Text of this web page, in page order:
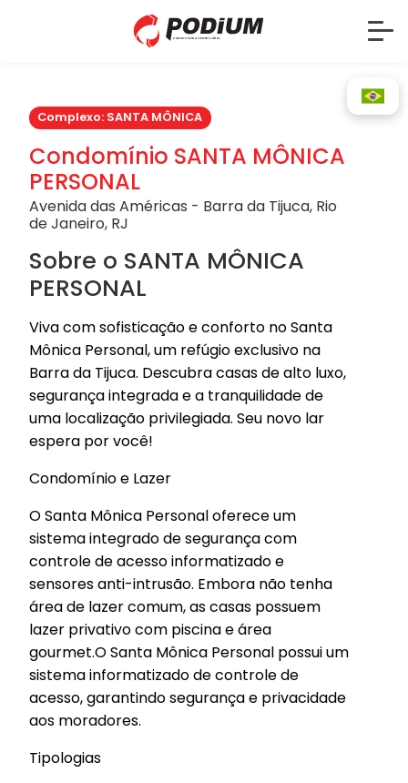
Complexo: SANTA MÔNICA
Condomínio SANTA MÔNICA
PERSONAL
Avenida das Américas - Barra da Tijuca, Rio
de Janeiro, RJ
Sobre o SANTA MÔNICA
PERSONAL
Viva com sofisticação e conforto no Santa
Mônica Personal, um refúgio exclusivo na
Barra da Tijuca. Descubra casas de alto luxo,
segurança integrada e a tranquilidade de
uma localização privilegiada. Seu novo lar
espera por você!
Condomínio e Lazer
O Santa Mônica Personal oferece um
sistema integrado de segurança com
controle de acesso informatizado e
sensores anti-intrusão. Embora não tenha
área de lazer comum, as casas possuem
lazer privativo com piscina e área
gourmet.O Santa Mônica Personal possui um
sistema informatizado de controle de
acesso, garantindo segurança e privacidade
aos moradores.
Tipologias